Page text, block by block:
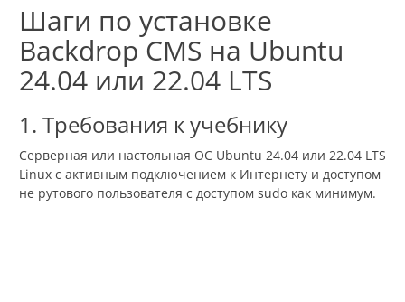
Шаги по установке
Backdrop CMS на Ubuntu
24.04 или 22.04 LTS
1. Требования к учебнику
Серверная или настольная ОС Ubuntu 24.04 или 22.04 LTS
Linux с активным подключением к Интернету и доступом
не рутового пользователя с доступом sudo как минимум.